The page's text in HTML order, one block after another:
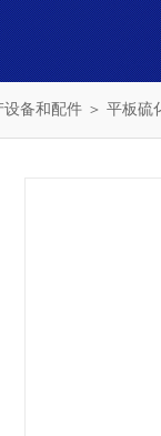
设备和配件 ＞ 平板硫